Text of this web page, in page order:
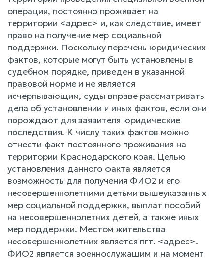
операции, постоянно проживает на
территории <адрес> и, как следствие, имеет
право на получение мер социальной
поддержки. Поскольку перечень юридических
фактов, которые могут быть установлены в
судебном порядке, приведен в указанной
правовой норме и не является
исчерпывающим, суды вправе рассматривать
дела об установлении и иных фактов, если они
порождают для заявителя юридические
последствия. К числу таких фактов можно
отнести факт постоянного проживания на
территории Краснодарского края. Целью
установления данного факта является
возможность для получения ФИО2 и его
несовершеннолетними детьми вышеуказанных
мер социальной поддержки, выплат пособий
на несовершеннолетних детей, а также иных
мер поддержки. Местом жительства
несовершеннолетних является пгт. <адрес>.
ФИО2 является военнослужащим и на момент